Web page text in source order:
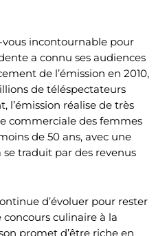
vous incontournable pour
a connu ses audiences
de l’émission en 2010,
de téléspectateurs
l’émission réalise de très
commerciale des femmes
de 50 ans, avec une
se traduit par des revenus
d’évoluer pour rester
culinaire à la
promet d’être riche en